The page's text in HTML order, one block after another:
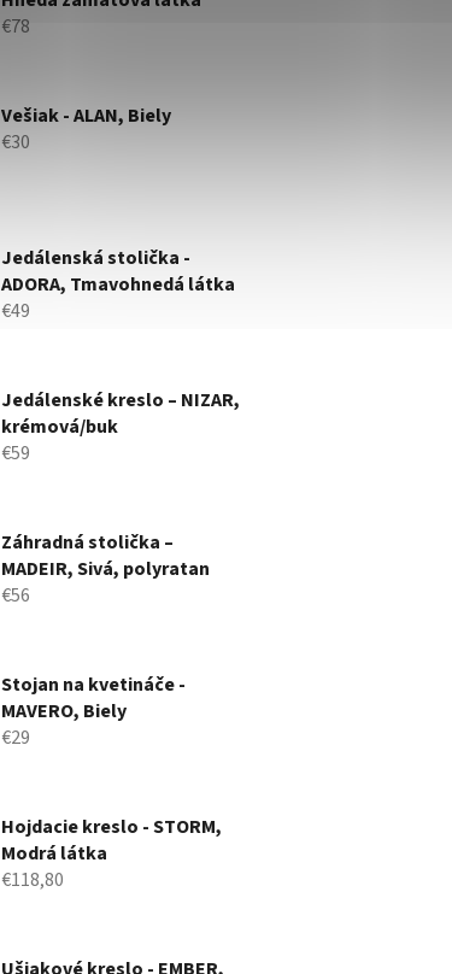
€78
Vešiak - ALAN, Biely
€30
Jedálenská stolička -
ADORA, Tmavohnedá látka
€49
Jedálenské kreslo – NIZAR,
krémová/buk
€59
Záhradná stolička –
MADEIR, Sivá, polyratan
€56
Stojan na kvetináče -
MAVERO, Biely
€29
Hojdacie kreslo - STORM,
Modrá látka
€118,80